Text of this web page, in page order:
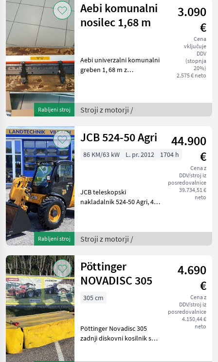
Rabljeni stroj
Aebi komunalni
nosilec 1,68 m
3.090
€
Cena
vključuje
DDV
(stopnja
20%)
2.575 € neto
Aebi univerzalni komunalni
greben 1, 68 m z
vam je z veseljem na voljo
naš strokovnja
Stroji z motorji /
Rabljeni stroj
JCB 524-50 Agri
44.900
€
Cena z
DDV/stroj iz
posredovalnice
39.734,51 €
neto
86 KM/63 kW L. pr. 2012 1704 h
JCB teleskopski
nakladalnik 524-50 Agri, 4-
joystickom z 2 priključki
spredaj s plavajočim
Stroji z motorji /
Pöttinger
NOVADISC 305
4.690
€
Cena z
DDV/stroj iz
posredovalnice
4.150,44 €
neto
305 cm
Pöttinger Novadisc 305
zadnji diskovni kosilnik s